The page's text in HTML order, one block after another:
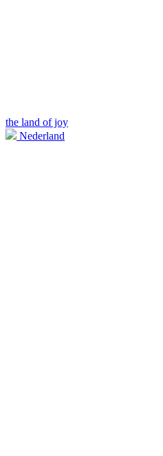
the land of joy
Nederland